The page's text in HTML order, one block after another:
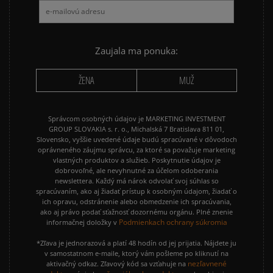
NIKE P-6000 NIKE SHOX
PUMA SUEDE REEBOK CLASSIC
VANS OLD SKOOL VANS SK8
Zaujala ma ponuka:
ŽENA MUŽ
Správcom osobných údajov je MARKETING INVESTMENT
GROUP SLOVAKIA s. r. o., Michalská 7 Bratislava 811 01,
Slovensko, vyššie uvedené údaje budú spracúvané v dôvodoch
oprávneného záujmu správcu, za ktoré sa považuje marketing
vlastných produktov a služieb. Poskytnutie údajov je
dobrovoľné, ale nevyhnutné za účelom odoberania
newslettera. Každý má nárok odvolať svoj súhlas so
spracúvaním, ako aj žiadať prístup k osobným údajom, žiadať o
ich opravu, odstránenie alebo obmedzenie ich spracúvania,
ako aj právo podať sťažnosť dozornému orgánu. Plné znenie
informačnej doložky v Podmienkach ochrany súkromia
*Zľava je jednorazová a platí 48 hodín od jej prijatia. Nájdete ju
v samostatnom e-maile, ktorý vám pošleme po kliknutí na
aktivačný odkaz. Zľavový kód sa vzťahuje na nezľavnené